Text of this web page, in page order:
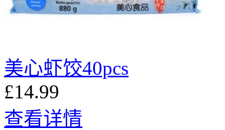
美心虾饺40pcs
£14.99
查看详情